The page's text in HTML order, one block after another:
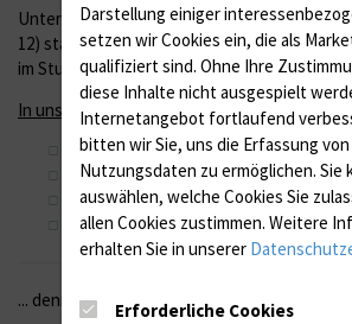
Untersuchungskurse finden auf unserer
12) statt. Die Einteilung und Zuordnung der
im Studiendekanat.
In unserem Untersuchungskurs geht es uns
den Aufbau einer guten Arzt-
eine gesunde Neugier bei der
manuelle Fähigkeiten,
die Anwendung geeigneter
... denn gerade in der Endokrinologie gilt:
Darstellung einiger
setzen wir Cookies ein, die als
qualifiziert sind. Ohne Ihre
diese Inhalte nicht ausgespielt
Internetangebot fortlaufend
bitten wir Sie, uns die Erfassung
Nutzungsdaten zu ermöglichen. Sie
auswählen, welche Cookies Sie
allen Cookies zustimmen. Weitere
erhalten Sie in unserer
Erforderliche Cookies